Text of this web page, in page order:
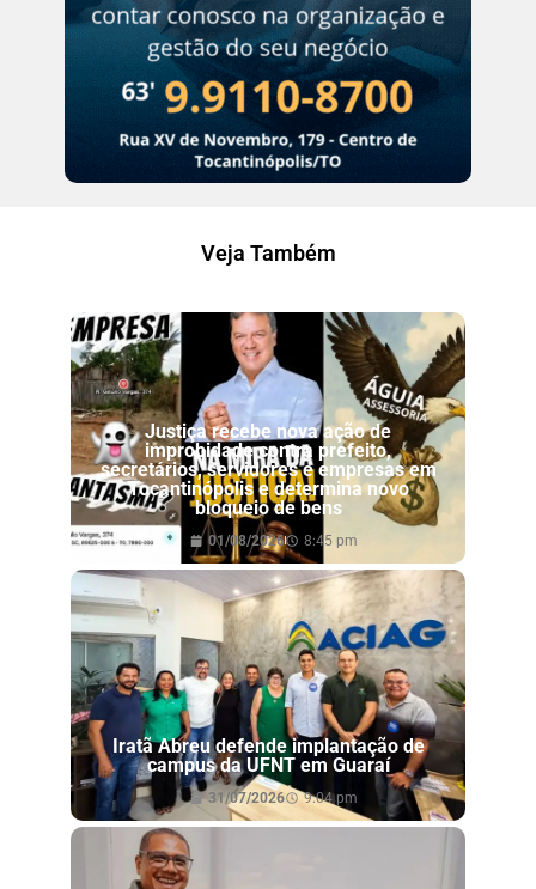
Veja Também
Justiça recebe nova ação de
improbidade contra prefeito,
secretários, servidores e empresas em
Tocantinópolis e determina novo
bloqueio de bens
01/08/2026 8:45 pm
Iratã Abreu defende implantação de
campus da UFNT em Guaraí
31/07/2026 9:04 pm